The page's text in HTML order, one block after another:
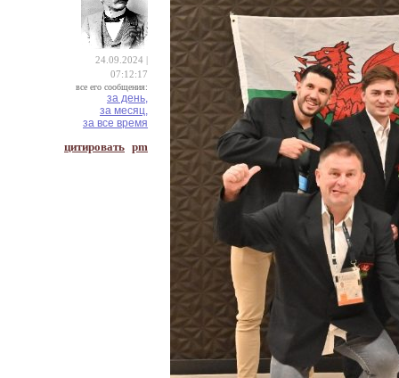
24.09.2024 |
07:12:17
все его сообщения:
за день,
за месяц,
за все время
цитировать pm